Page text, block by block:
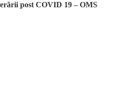
post COVID 19 – OMS